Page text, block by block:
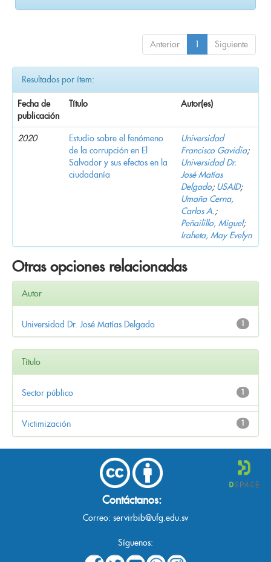
Anterior 1 Siguiente
Resultados por ítem:
Fecha de
publicación
Título Autor(es)
2020
Estudio sobre el fenómeno
de la corrupción en El
Salvador y sus efectos en la
ciudadanía
Universidad
Francisco Gavidia;
Universidad Dr.
José Matías
Delgado; USAID;
Umaña Cerna,
Carlos A.;
Peñailillo, Miguel;
Iraheta, May Evelyn
Otras opciones relacionadas
Autor
1
Universidad Dr. José Matías Delgado
Título
1
Sector público
1
Victimización
Contáctanos:
Correo: servirbib@ufg.edu.sv
Síguenos: